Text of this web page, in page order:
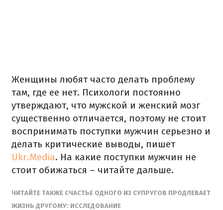
Женщины любят часто делать проблему
там, где ее нет. Психологи постоянно
утверждают, что мужской и женский мозг
существенно отличается, поэтому не стоит
воспринимать поступки мужчин серьезно и
делать критические выводы, пишет
Ukr.Media. На какие поступки мужчин не
стоит обижаться – читайте дальше.
ЧИТАЙТЕ ТАКЖЕ СЧАСТЬЕ ОДНОГО ИЗ СУПРУГОВ ПРОДЛЕВАЕТ
ЖИЗНЬ ДРУГОМУ: ИССЛЕДОВАНИЕ